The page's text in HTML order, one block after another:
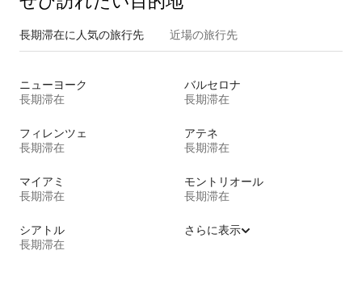
長期滞在に人気の旅行先 近場の旅行先
ニューヨーク
長期滞在
バルセロナ
長期滞在
フィレンツェ
長期滞在
アテネ
長期滞在
マイアミ
長期滞在
モントリオール
長期滞在
シアトル
長期滞在
さらに表示